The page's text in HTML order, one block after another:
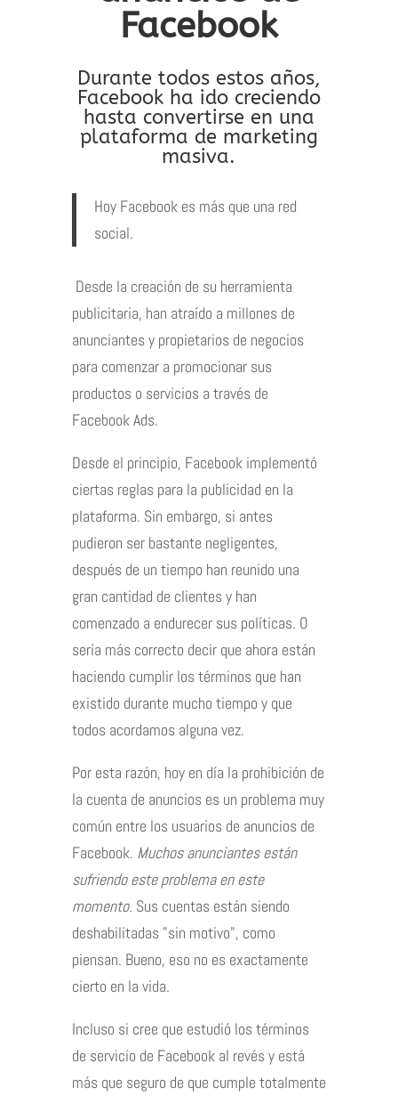
Facebook
Durante todos estos años,
Facebook ha ido creciendo
hasta convertirse en una
plataforma de marketing
masiva.
Hoy Facebook es más que una red
social.
Desde la creación de su herramienta
publicitaria, han atraído a millones de
anunciantes y propietarios de negocios
para comenzar a promocionar sus
productos o servicios a través de
Facebook Ads.
Desde el principio, Facebook implementó
ciertas reglas para la publicidad en la
plataforma. Sin embargo, si antes
pudieron ser bastante negligentes,
después de un tiempo han reunido una
gran cantidad de clientes y han
comenzado a endurecer sus políticas. O
sería más correcto decir que ahora están
haciendo cumplir los términos que han
existido durante mucho tiempo y que
todos acordamos alguna vez.
Por esta razón, hoy en día la prohibición de
la cuenta de anuncios es un problema muy
común entre los usuarios de anuncios de
Facebook. Muchos anunciantes están
sufriendo este problema en este
momento. Sus cuentas están siendo
deshabilitadas "sin motivo", como
piensan. Bueno, eso no es exactamente
cierto en la vida.
Incluso si cree que estudió los términos
de servicio de Facebook al revés y está
más que seguro de que cumple totalmente